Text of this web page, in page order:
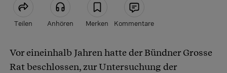
Teilen Anhören Merken Kommentare
Artikel teilen
Vor eineinhalb Jahren hatte der Bündner Grosse
Rat beschlossen, zur Untersuchung der